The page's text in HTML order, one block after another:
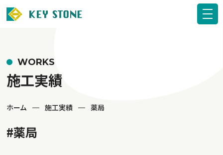
WORKS
施工実績
ホーム 施工実績 薬局
#薬局